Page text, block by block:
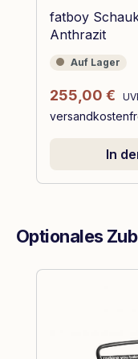
fatboy
Anthrazit
Auf Lager
Auf Lager
255,00 €
In
Optionales
Produktgalerie